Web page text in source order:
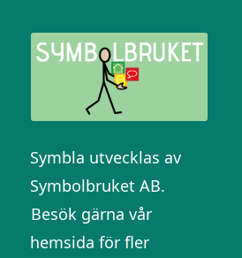
Symbla utvecklas av
Symbolbruket AB.
Besök gärna vår
hemsida för fler